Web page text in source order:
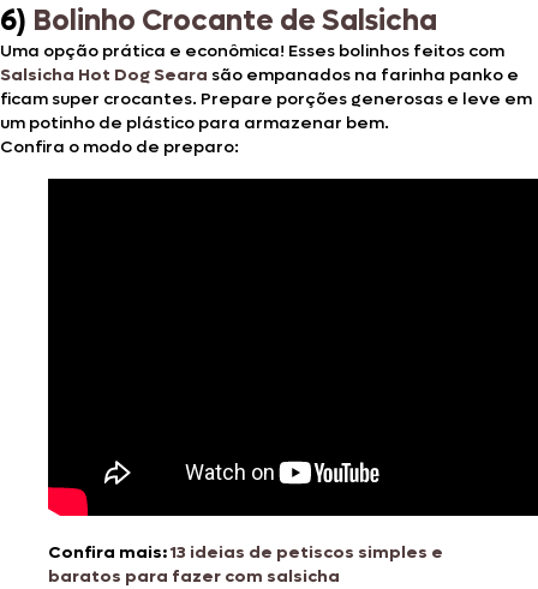
6) Bolinho Crocante de Salsicha
Uma opção prática e econômica! Esses bolinhos feitos com
Salsicha Hot Dog Seara são empanados na farinha panko e
ficam super crocantes. Prepare porções generosas e leve em
um potinho de plástico para armazenar bem.
Confira o modo de preparo:
Confira mais:13 ideias de petiscos simples e
baratos para fazer com salsicha